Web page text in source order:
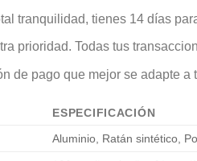
tranquilidad, tienes 14 días
prioridad. Todas tus
de pago que mejor se adapte a
ESPECIFICACIÓN
Aluminio, Ratán sintético,